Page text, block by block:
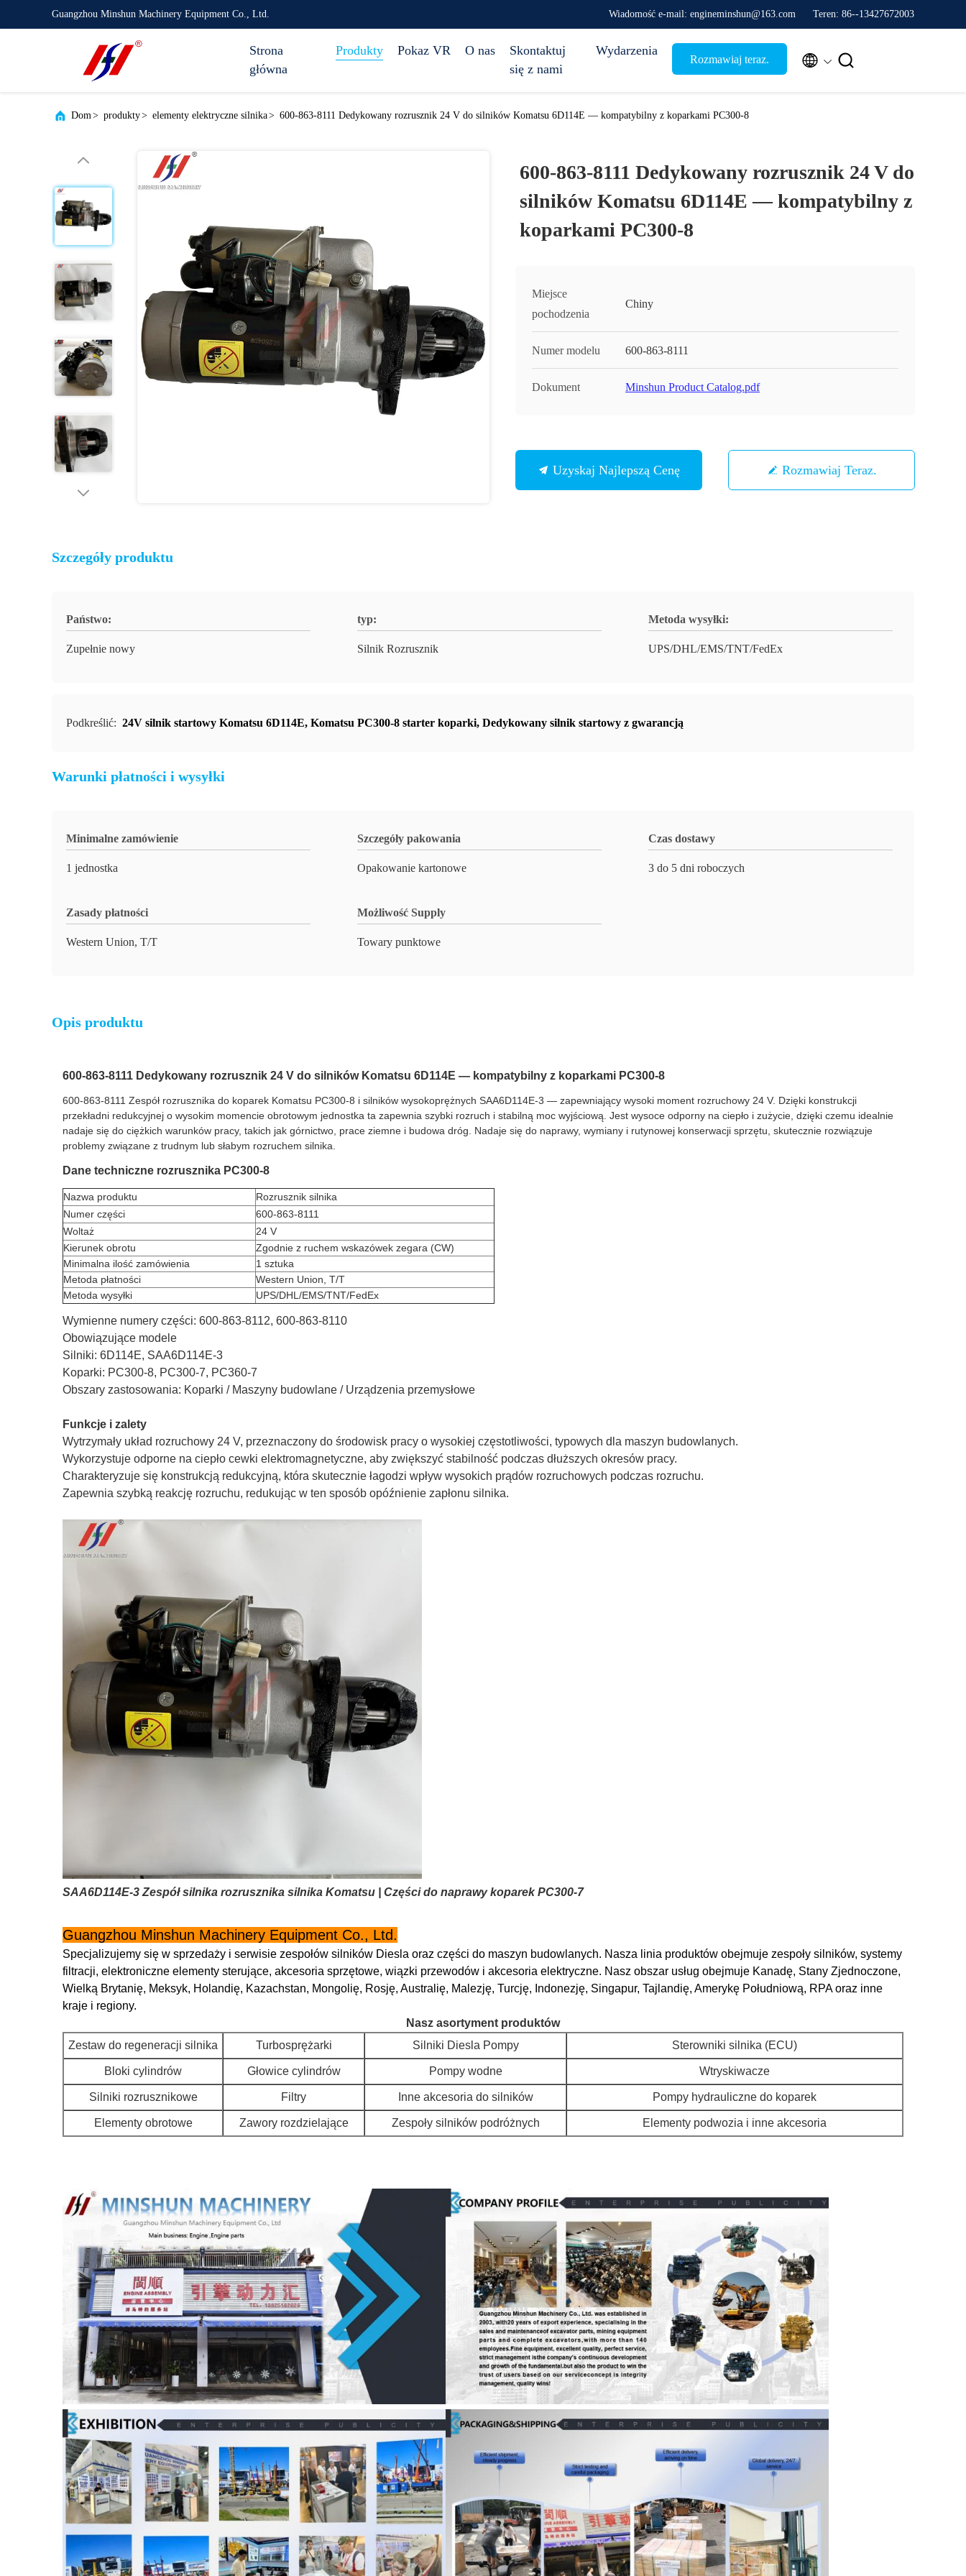
Guangzhou Minshun Machinery Equipment Co., Ltd. Wiadomość e-mail: engineminshun@163.com Teren: 86--13427672003
Strona
główna
Produkty Pokaz VR O nas
Skontaktuj
się z nami
Wydarzenia
Rozmawiaj teraz.  
Dom> produkty> elementy elektryczne silnika> 600-863-8111 Dedykowany rozrusznik 24 V do silników Komatsu 6D114E — kompatybilny z koparkami PC300-8
600-863-8111 Dedykowany rozrusznik 24 V do
silników Komatsu 6D114E — kompatybilny z
koparkami PC300-8
Miejsce
pochodzenia
Chiny
Numer modelu 600-863-8111
Dokument Minshun Product Catalog.pdf
Uzyskaj Najlepszą Cenę Rozmawiaj Teraz.
Szczegóły produktu
Państwo:
Zupełnie nowy
typ:
Silnik Rozrusznik
Metoda wysyłki:
UPS/DHL/EMS/TNT/FedEx
Podkreślić: 24V silnik startowy Komatsu 6D114E, Komatsu PC300-8 starter koparki, Dedykowany silnik startowy z gwarancją
Warunki płatności i wysyłki
Minimalne zamówienie
1 jednostka
Szczegóły pakowania
Opakowanie kartonowe
Czas dostawy
3 do 5 dni roboczych
Zasady płatności
Western Union, T/T
Możliwość Supply
Towary punktowe
Opis produktu
600-863-8111 Dedykowany rozrusznik 24 V do silników Komatsu 6D114E — kompatybilny z koparkami PC300-8
600-863-8111 Zespół rozrusznika do koparek Komatsu PC300-8 i silników wysokoprężnych SAA6D114E-3 — zapewniający wysoki moment rozruchowy 24 V. Dzięki konstrukcji
przekładni redukcyjnej o wysokim momencie obrotowym jednostka ta zapewnia szybki rozruch i stabilną moc wyjściową. Jest wysoce odporny na ciepło i zużycie, dzięki czemu idealnie
nadaje się do ciężkich warunków pracy, takich jak górnictwo, prace ziemne i budowa dróg. Nadaje się do naprawy, wymiany i rutynowej konserwacji sprzętu, skutecznie rozwiązuje
problemy związane z trudnym lub słabym rozruchem silnika.
Dane techniczne rozrusznika PC300-8
Nazwa produktu
Rozrusznik silnika
Numer części
600-863-8111
Woltaż
24 V
Kierunek obrotu
Zgodnie z ruchem wskazówek zegara (CW)
Minimalna ilość zamówienia
1 sztuka
Metoda płatności
Western Union, T/T
Metoda wysyłki
UPS/DHL/EMS/TNT/FedEx
Wymienne numery części: 600-863-8112, 600-863-8110
Obowiązujące modele
Silniki: 6D114E, SAA6D114E-3
Koparki: PC300-8, PC300-7, PC360-7
Obszary zastosowania: Koparki / Maszyny budowlane / Urządzenia przemysłowe
Funkcje i zalety
Wytrzymały układ rozruchowy 24 V, przeznaczony do środowisk pracy o wysokiej częstotliwości, typowych dla maszyn budowlanych.
Wykorzystuje odporne na ciepło cewki elektromagnetyczne, aby zwiększyć stabilność podczas dłuższych okresów pracy.
Charakteryzuje się konstrukcją redukcyjną, która skutecznie łagodzi wpływ wysokich prądów rozruchowych podczas rozruchu.
Zapewnia szybką reakcję rozruchu, redukując w ten sposób opóźnienie zapłonu silnika.
SAA6D114E-3 Zespół silnika rozrusznika silnika Komatsu | Części do naprawy koparek PC300-7
Guangzhou Minshun Machinery Equipment Co., Ltd.
Specjalizujemy się w sprzedaży i serwisie zespołów silników Diesla oraz części do maszyn budowlanych. Nasza linia produktów obejmuje zespoły silników, systemy
filtracji, elektroniczne elementy sterujące, akcesoria sprzętowe, wiązki przewodów i akcesoria elektryczne. Nasz obszar usług obejmuje Kanadę, Stany Zjednoczone,
Wielką Brytanię, Meksyk, Holandię, Kazachstan, Mongolię, Rosję, Australię, Malezję, Turcję, Indonezję, Singapur, Tajlandię, Amerykę Południową, RPA oraz inne
kraje i regiony.
Nasz asortyment produktów
Zestaw do regeneracji silnika
Turbosprężarki Silniki Diesla Pompy Sterowniki silnika (ECU)
Bloki cylindrów Głowice cylindrów Pompy wodne Wtryskiwacze
Silniki rozrusznikowe Filtry Inne akcesoria do silników Pompy hydrauliczne do koparek
Elementy obrotowe Zawory rozdzielające Zespoły silników podróżnych Elementy podwozia i inne akcesoria